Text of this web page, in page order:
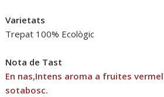
Varietats
Trepat 100% Ecològic
Nota de Tast
En nas,Intens aroma a fruites
sotabosc.